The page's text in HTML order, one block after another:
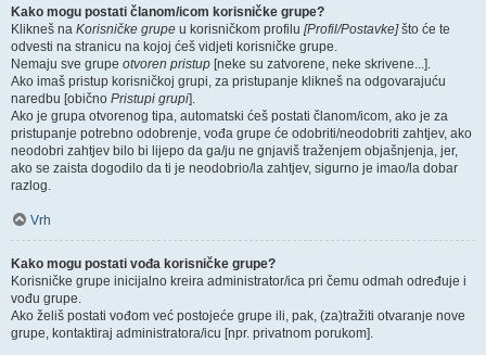
Kako mogu postati članom/icom korisničke grupe?
Klikneš na Korisničke grupe u korisničkom profilu [Profil/Postavke]što će te
odvesti na stranicu na kojoj ćeš vidjeti korisničke grupe.
Nemaju sve grupe otvoren pristup [neke su zatvorene, neke skrivene...].
Ako imaš pristup korisničkoj grupi, za pristupanje klikneš na odgovarajuću
naredbu [obično Pristupi grupi].
Ako je grupa otvorenog tipa, automatski ćeš postati članom/icom, ako je za
pristupanje potrebno odobrenje, vođa grupe će odobriti/neodobriti zahtjev, ako
neodobri zahtjev bilo bi lijepo da ga/ju ne gnjaviš traženjem objašnjenja, jer,
ako se zaista dogodilo da ti je neodobrio/la zahtjev, sigurno je imao/la dobar
razlog.
Vrh
Kako mogu postati vođa korisničke grupe?
Korisničke grupe inicijalno kreira administrator/ica pri čemu odmah određuje i
vođu grupe.
Ako želiš postati vođom već postojeće grupe ili, pak, (za)tražiti otvaranje nove
grupe, kontaktiraj administratora/icu [npr. privatnom porukom].